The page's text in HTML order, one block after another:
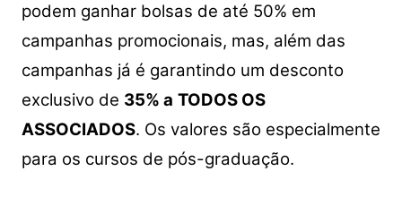
podem ganhar bolsas de até 50% em
campanhas promocionais, mas, além das
campanhas já é garantindo um desconto
exclusivo de 35% a TODOS OS
ASSOCIADOS. Os valores são especialmente
para os cursos de pós-graduação.